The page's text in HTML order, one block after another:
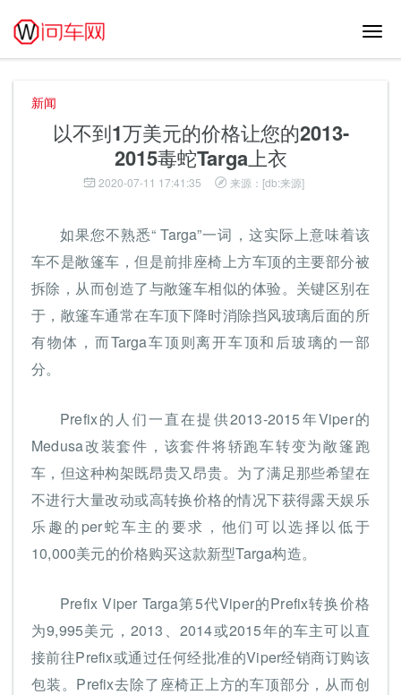
切
新闻
以不到1万美元的价格让您的2013-
2015毒蛇Targa上衣
2020-07-11 17:41:35 来源：[db:来源]
如果您不熟悉“ Targa”一词，这实际上意味着该
车不是敞篷车，但是前排座椅上方车顶的主要部分被
拆除，从而创造了与敞篷车相似的体验。关键区别在
于，敞篷车通常在车顶下降时消除挡风玻璃后面的所
有物体，而Targa车顶则离开车顶和后玻璃的一部
分。
Prefix的人们一直在提供2013-2015年Viper的
Medusa改装套件，该套件将轿跑车转变为敞篷跑
车，但这种构架既昂贵又昂贵。为了满足那些希望在
不进行大量改动或高转换价格的情况下获得露天娱乐
乐趣的per蛇车主的要求，他们可以选择以低于
10,000美元的价格购买这款新型Targa构造。
Prefix Viper Targa第5代Viper的Prefix转换价格
为9,995美元，2013、2014或2015年的车主可以直
接前往Prefix或通过任何经批准的Viper经销商订购该
包装。Prefix去除了座椅正上方的车顶部分，从而创